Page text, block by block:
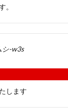
。
シ-w3s
します